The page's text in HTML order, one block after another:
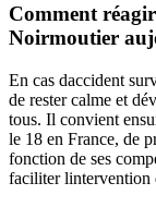
Comment
Noirmoutier
En cas daccident
de rester calme et
tous. Il convient
le 18 en France, de
fonction de ses
faciliter lintervention